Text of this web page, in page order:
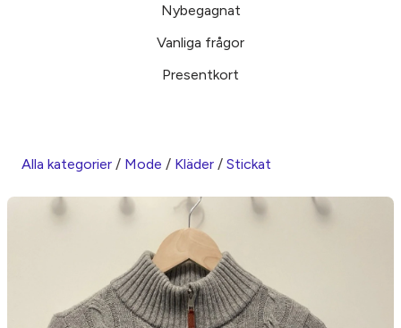
Nybegagnat
Vanliga frågor
Presentkort
Alla kategorier / Mode / Kläder / Stickat